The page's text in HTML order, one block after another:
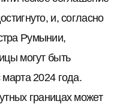
и, согласно
Румынии,
могут быть
2024 года.
границах может